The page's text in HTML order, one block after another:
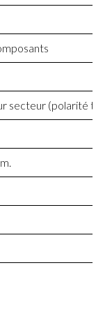
secteur (polarité